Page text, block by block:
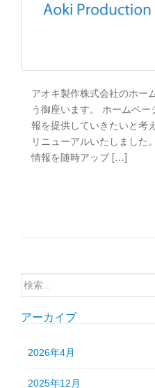
アオキ製作株式会社のホー
う御座います。 ホームペ
報を提供していきたいと考
リニューアルいたしました
情報を随時アップ […]
検
アーカイブ
2026年4月
2025年12月